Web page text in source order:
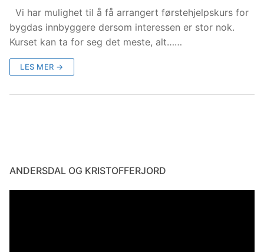
Vi har mulighet til å få arrangert førstehjelpskurs for
bygdas innbyggere dersom interessen er stor nok.
Kurset kan ta for seg det meste, alt……
LES MER →
ANDERSDAL OG KRISTOFFERJORD